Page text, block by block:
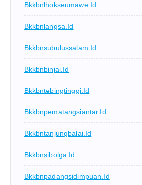
Bkkbnlhokseumawe.id
Bkkbnlangsa.id
Bkkbnsubulussalam.id
Bkkbnbinjai.id
Bkkbntebingtinggi.id
Bkkbnpematangsiantar.id
Bkkbntanjungbalai.id
Bkkbnsibolga.id
Bkkbnpadangsidimpuan.id